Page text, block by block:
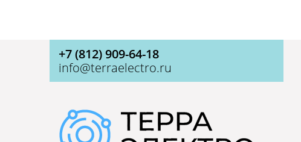
+7 (812) 909-64-18
info@terraelectro.ru